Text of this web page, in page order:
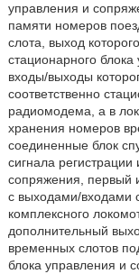
управления и
памяти номеров
слота, выход
стационарного
входы/выходы
соответственно
радиомодема, а в
хранения номеров
соединенные блок
сигнала
сопряжения, первый
с выходами/входами
комплексного
дополнительный
временных слотов
блока управления и